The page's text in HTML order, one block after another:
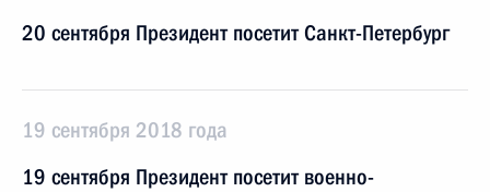
20 сентября Президент посетит Санкт-Петербург
19 сентября 2018 года
19 сентября Президент посетит военно-